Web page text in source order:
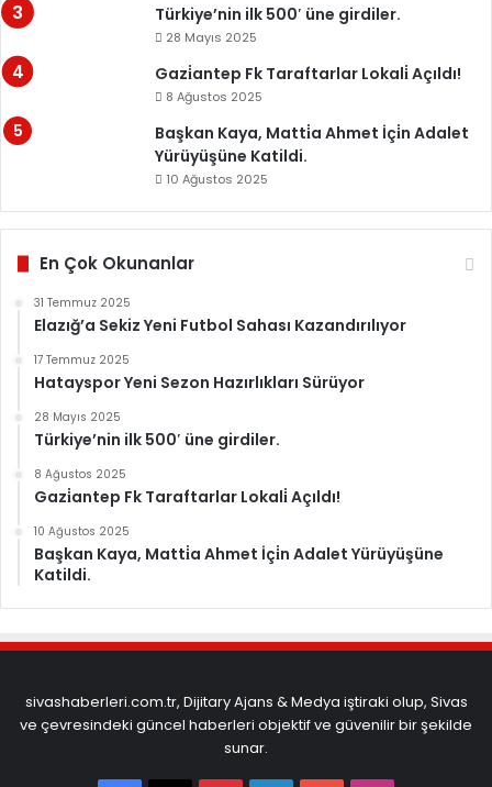
Türkiye’nin ilk 500′ üne girdiler.
28 Mayıs 2025
Gazi̇antep Fk Taraftarlar Lokali̇ Açıldı!
8 Ağustos 2025
Başkan Kaya, Matti̇a Ahmet İçi̇n Adalet
Yürüyüşüne Katildi.
10 Ağustos 2025
En Çok Okunanlar
31 Temmuz 2025
Elazığ’a Sekiz Yeni Futbol Sahası Kazandırılıyor
17 Temmuz 2025
Hatayspor Yeni Sezon Hazırlıkları Sürüyor
28 Mayıs 2025
Türkiye’nin ilk 500′ üne girdiler.
8 Ağustos 2025
Gazi̇antep Fk Taraftarlar Lokali̇ Açıldı!
10 Ağustos 2025
Başkan Kaya, Matti̇a Ahmet İçi̇n Adalet Yürüyüşüne
Katildi.
sivashaberleri.com.tr, Dijitary Ajans & Medya iştiraki olup, Sivas
ve çevresindeki güncel haberleri objektif ve güvenilir bir şekilde
sunar.